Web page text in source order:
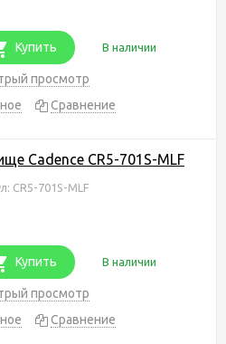
Купить В наличии
просмотр
Сравнение
Cadence CR5-701S-MLF
CR5-701S-MLF
Купить В наличии
просмотр
Сравнение